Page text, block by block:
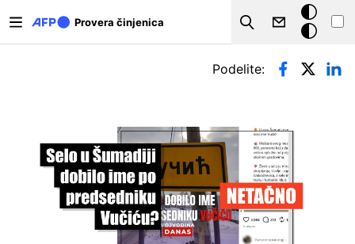
Provera činjenica
Search
Tamna
pozadina
Примарни табови
Podelite: